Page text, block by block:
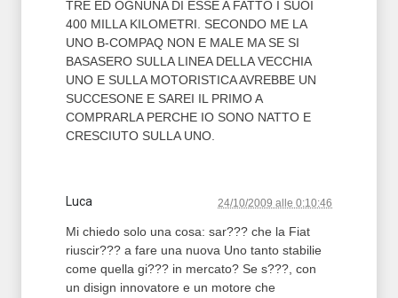
TRE ED OGNUNA DI ESSE A FATTO I SUOI
400 MILLA KILOMETRI. SECONDO ME LA
UNO B-COMPAQ NON E MALE MA SE SI
BASASERO SULLA LINEA DELLA VECCHIA
UNO E SULLA MOTORISTICA AVREBBE UN
SUCCESONE E SAREI IL PRIMO A
COMPRARLA PERCHE IO SONO NATTO E
CRESCIUTO SULLA UNO.
Luca 24/10/2009 alle 0:10:46
Mi chiedo solo una cosa: sar??? che la Fiat
riuscir??? a fare una nuova Uno tanto stabilie
come quella gi??? in mercato? Se s???, con
un disign innovatore e un motore che